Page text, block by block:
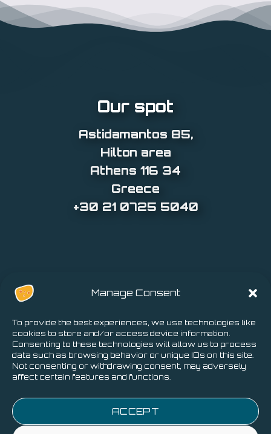
Manage Consent
To provide the best experiences, we use technologies like
cookies to store and/or access device information.
Consenting to these technologies will allow us to process
data such as browsing behavior or unique IDs on this site.
Not consenting or withdrawing consent, may adversely
affect certain features and functions.
ACCEPT
Our spot
Astidamantos 85,
Hilton area
Athens 116 34
Greece
+30 21 0725 5040
Privacy Policy- Cookies Policy